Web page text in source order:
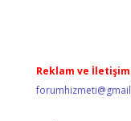
Reklam ve